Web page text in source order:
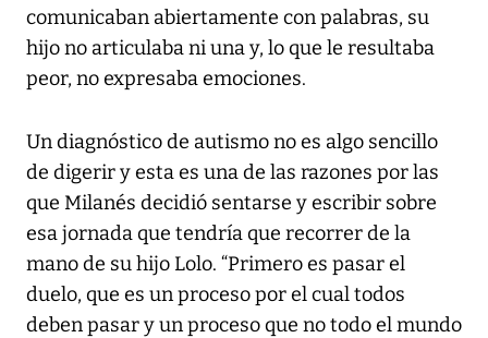
comunicaban abiertamente con palabras, su
hijo no articulaba ni una y, lo que le resultaba
peor, no expresaba emociones.
Un diagnóstico de autismo no es algo sencillo
de digerir y esta es una de las razones por las
que Milanés decidió sentarse y escribir sobre
esa jornada que tendría que recorrer de la
mano de su hijo Lolo. “Primero es pasar el
duelo, que es un proceso por el cual todos
deben pasar y un proceso que no todo el mundo